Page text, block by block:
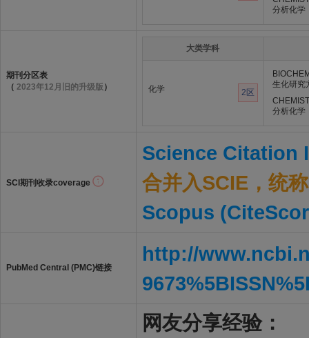
分析化学
期刊分区表
（ 2023年12月旧的升级版 ）
大类学科
化学 2区
生化研究
分析化学
SCI期刊收录coverage
Science Citation
合并入SCIE，统
Scopus
PubMed Central (PMC)链接
http://
网友分享经验：